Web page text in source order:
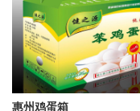
惠州鸡蛋箱